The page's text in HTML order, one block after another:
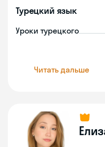
Турецкий язык
Уроки турецкого
Читать дальше